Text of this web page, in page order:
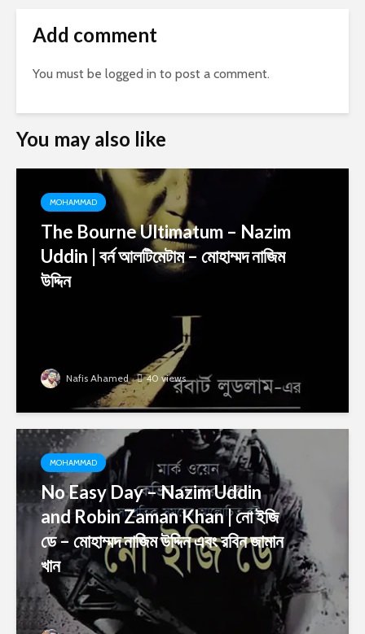
Add comment
You must be logged in to post a comment.
You may also like
MOHAMMAD
The Bourne Ultimatum – Nazim
Uddin | বর্ন আলটিমেটাম – মোহাম্মদ নাজিম
উদ্দিন
Nafis Ahamed 40 views
MOHAMMAD
No Easy Day – Nazim Uddin
and Robin Zaman Khan | নো ইজি
ডে – মোহাম্মদ নাজিম উদ্দিন এবং রবিন জামান
খান